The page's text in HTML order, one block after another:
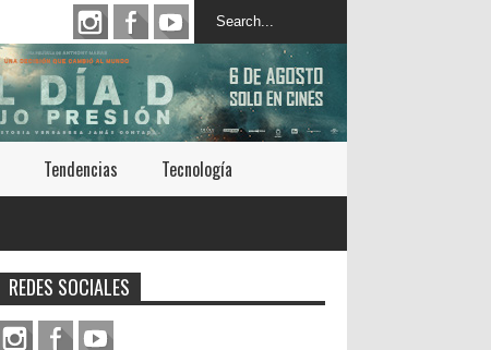
Tendencias Tecnología
REDES SOCIALES